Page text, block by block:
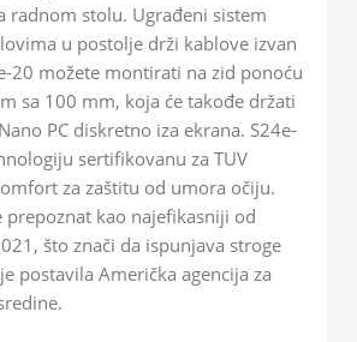
radnom stolu. Ugrađeni sistem
u postolje drži kablove izvan
20 možete montirati na zid ponoću
sa 100 mm, koja će takođe držati
PC diskretno iza ekrana. S24e-
sertifikovanu za TUV
za zaštitu od umora očiju.
kao najefikasniji od
što znači da ispunjava stroge
postavila Američka agencija za